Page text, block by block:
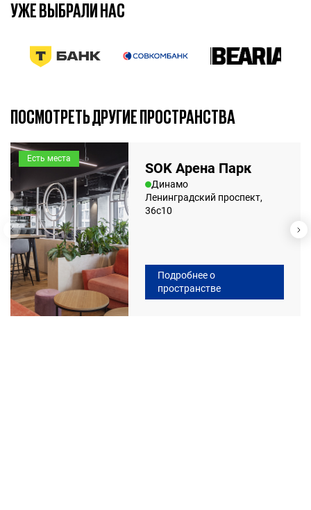
УЖЕ ВЫБРАЛИ НАС
ПОСМОТРЕТЬ ДРУГИЕ ПРОСТРАНСТВА
Есть места
SOK Арена Парк
Динамо
Ленинградский проспект,
36с10
Подробнее о
пространстве